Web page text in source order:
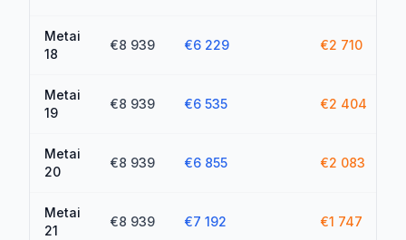
Metai
18
€8 939 €6 229 €2 710
Metai
19
€8 939 €6 535 €2 404
Metai
20
€8 939 €6 855 €2 083
Metai
21
€8 939 €7 192 €1 747